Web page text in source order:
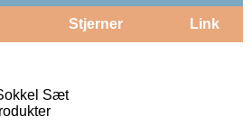
Stjerner Link
Sæt